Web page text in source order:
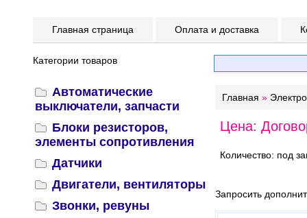
Главная страница Оплата и доставка
Категории товаров
Автоматические
выключатели, запчасти
Блоки резисторов,
элементы сопротивления
Датчики
Двигатели, вентиляторы
Звонки, ревуны
Главная »
Цена:
Количество: под
Запросить